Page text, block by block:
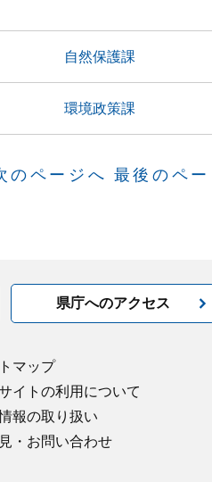
自然保護課
環境政策課
のページへ 最後のペー
県庁へのアクセス
マップ
イトの利用について
報の取り扱い
・お問い合わせ